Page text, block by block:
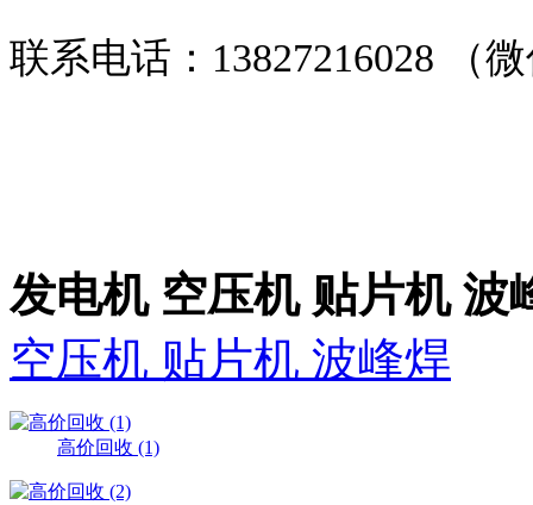
联系电话：13827216028 （
发电机 空压机 贴片机 波
空压机 贴片机 波峰焊
高价回收 (1)